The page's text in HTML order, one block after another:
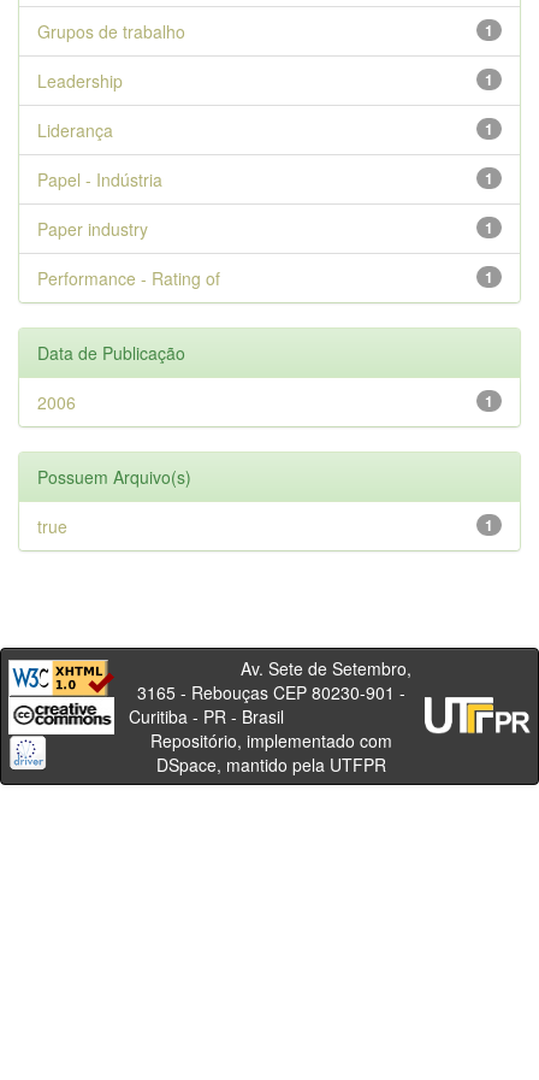
1
Grupos de trabalho
1
Leadership
1
Liderança
1
Papel - Indústria
1
Paper industry
1
Performance - Rating of
Data de Publicação
1
2006
Possuem Arquivo(s)
1
true
Av. Sete de Setembro,
3165 - Rebouças CEP 80230-901 -
Curitiba - PR - Brasil
Repositório, implementado com
DSpace, mantido pela UTFPR